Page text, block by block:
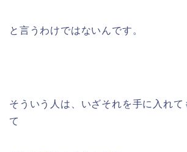
と言うわけではないんです。
そういう人は、いざそれを手に入れて
て